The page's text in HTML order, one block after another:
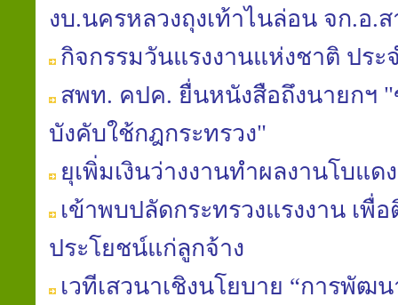
งบ.นครหลวงถุงเท้าไนล่อน จก.อ.
กิจกรรมวันแรงงานแห่งชาติ ประ
สพท. คปค. ยื่นหนังสือถึงนายกฯ "
บังคับใช้กฎกระทรวง"
ยุเพิ่มเงินว่างงานทำผลงานโบแดง
เข้าพบปลัดกระทรวงแรงงาน เพื่
ประโยชน์แก่ลูกจ้าง
เวทีเสวนาเชิงนโยบาย “การพัฒ